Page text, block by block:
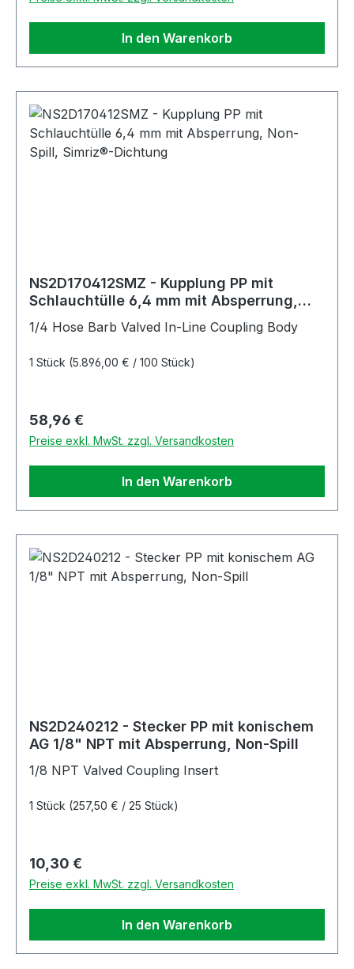
In den Warenkorb
NS2D170412SMZ - Kupplung PP mit
Schlauchtülle 6,4 mm mit Absperrung,
1/4 Hose Barb Valved In-Line Coupling Body
1 Stück (5.896,00 € / 100 Stück)
Regulärer Preis:
58,96 €
Preise exkl. MwSt. zzgl. Versandkosten
In den Warenkorb
NS2D240212 - Stecker PP mit konischem
AG 1/8" NPT mit Absperrung, Non-Spill
1/8 NPT Valved Coupling Insert
1 Stück (257,50 € / 25 Stück)
Regulärer Preis:
10,30 €
Preise exkl. MwSt. zzgl. Versandkosten
In den Warenkorb